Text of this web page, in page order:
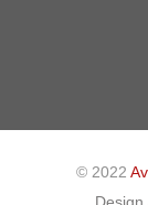
© 2022